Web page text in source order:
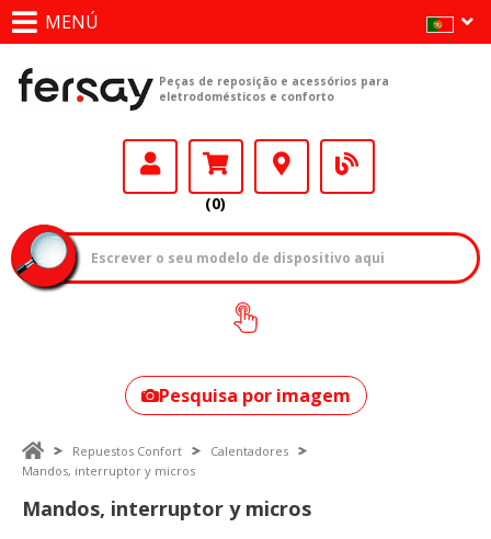
MENÚ
Peças de reposição e acessórios para
eletrodomésticos e conforto
(0)
Como encontrar
o seu modelo?
Pesquisa por imagem
Repuestos Confort
Calentadores
Mandos, interruptor y micros
Mandos, interruptor y micros